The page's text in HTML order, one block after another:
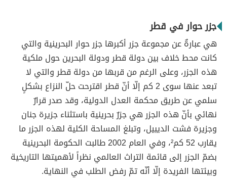
جزر حوار في قطر
هي عبارةٌ عن مجموعة جزر أكبرها جزر حوار البحرينية والتي
كانت محط خلاف بين دولة قطر ودولة البحرين حول ملكية
هذه الجزر، وعلى الرغم من قربها من دولة قطر والتي لا
تبعد عنها سوى 2 كم إلّا أنّ قطر اقترحت حلّ النزاع بشكلٍ
سلمي عن طريق محكمة العدل الدولية، وقد صدر قرارٌ
نهائي بأنّ هذه الجزر هي جزرٌ بحرينية باستثناء جزيرة جنان
وجزيرة فشت الديبيل، وتبلغ المساحة الكلية لهذه الجزر ما
يقارب 52 كم²، وفي العام 2002 طالبت الحكومة البحرينية
بضمّ الجزر إلى قائمة التراث العالمي نظراً لأهميتها التاريخية
وبيئتها الفريدة إلّا أنّه تمّ رفض الطلب في النهاية.